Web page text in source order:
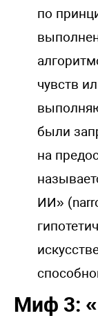
по
чувств
были
на
ИИ»
Миф 3: